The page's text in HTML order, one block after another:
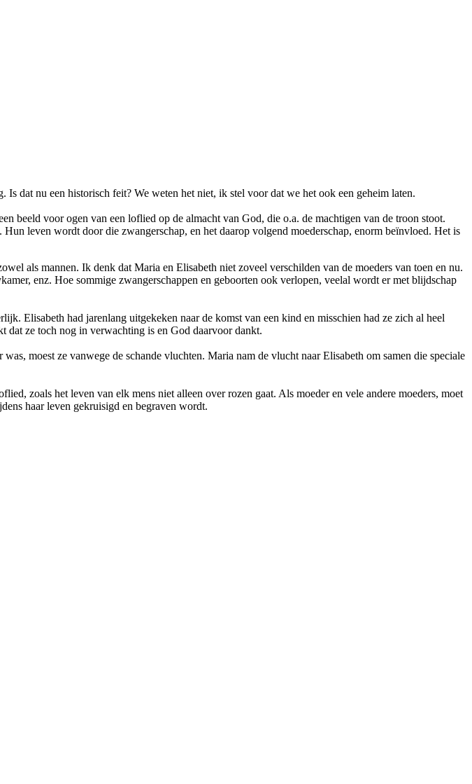
dat nu een historisch feit? We weten het niet, ik stel voor dat we het ook een geheim laten.
beeld voor ogen van een loflied op de almacht van God, die o.a. de machtigen van de troon stoot.
leven wordt door die zwangerschap, en het daarop volgend moederschap, enorm beïnvloed. Het is
als mannen. Ik denk dat Maria en Elisabeth niet zoveel verschilden van de moeders van toen en nu.
enz. Hoe sommige zwangerschappen en geboorten ook verlopen, veelal wordt er met blijdschap
Elisabeth had jarenlang uitgekeken naar de komst van een kind en misschien had ze zich al heel
ze toch nog in verwachting is en God daarvoor dankt.
moest ze vanwege de schande vluchten. Maria nam de vlucht naar Elisabeth om samen die speciale
zoals het leven van elk mens niet alleen over rozen gaat. Als moeder en vele andere moeders, moet
haar leven gekruisigd en begraven wordt.